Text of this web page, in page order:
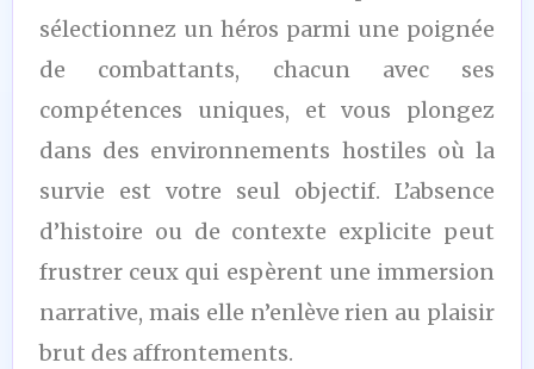
sélectionnez un héros parmi une poignée
de combattants, chacun avec ses
compétences uniques, et vous plongez
dans des environnements hostiles où la
survie est votre seul objectif. L’absence
d’histoire ou de contexte explicite peut
frustrer ceux qui espèrent une immersion
narrative, mais elle n’enlève rien au plaisir
brut des affrontements.